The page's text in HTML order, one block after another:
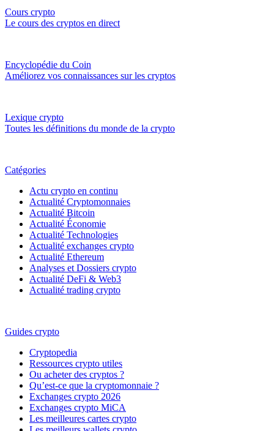
Cours crypto
Le cours des cryptos en direct
Encyclopédie du Coin
Améliorez vos connaissances sur les cryptos
Lexique crypto
Toutes les définitions du monde de la crypto
Catégories
Actu crypto en continu
Actualité Cryptomonnaies
Actualité Bitcoin
Actualité Économie
Actualité Technologies
Actualité exchanges crypto
Actualité Ethereum
Analyses et Dossiers crypto
Actualité DeFi & Web3
Actualité trading crypto
Guides crypto
Cryptopedia
Ressources crypto utiles
Ou acheter des cryptos ?
Qu’est-ce que la cryptomonnaie ?
Exchanges crypto 2026
Exchanges crypto MiCA
Les meilleures cartes crypto